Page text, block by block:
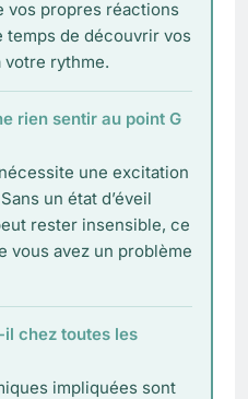
vos propres réactions
temps de découvrir vos
votre rythme.
rien sentir au point G
une excitation
un état d’éveil
rester insensible, ce
vous avez un problème
chez toutes les
impliquées sont